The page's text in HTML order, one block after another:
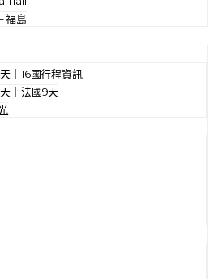
福島
｜16國行程資訊
｜法國9天